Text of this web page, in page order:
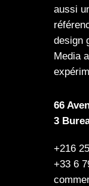
aussi
design
Media
66
3
+216
+33 6